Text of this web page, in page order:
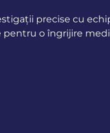
precise cu
pentru o îngrijire